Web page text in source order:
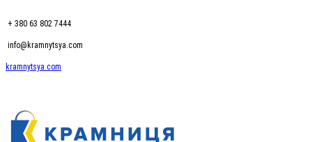
+ 380 63 802 7444
info@kramnytsya.com
kramnytsya.com